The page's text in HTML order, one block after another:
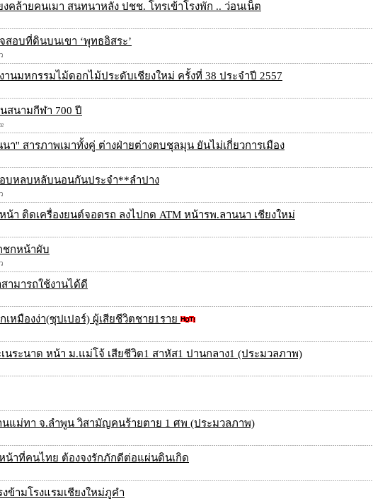
งคล้ายคนเมา สนทนาหลัง ปชช. โทรเข้าโรงพัก .. ว่อนเน็ต
สอบที่ดินบนเขา ‘พุทธอิสระ’
นมหกรรมไม้ดอกไม้ประดับเชียงใหม่ ครั้งที่ 38 ประจำปี 2557
สนามกีฬา 700 ปี
า'' สารภาพเมาทั้งคู่ ต่างฝ่ายต่างตบชุลมุน ยันไม่เกี่ยวการเมือง
บหลบหลับนอนกันประจำ**ลำปาง
า ติดเครื่องยนต์จอดรถ ลงไปกด ATM หน้ารพ.ลานนา เชียงใหม่
ชกหน้าผับ
ามารถใช้งานได้ดี
หมืองง่า(ซุปเปอร์) ผู้เสียชีวิตชาย1ราย
นระนาด หน้า ม.แม่โจ้ เสียชีวิต1 สาหัส1 ปานกลาง1 (ประมวลภาพ)
แม่ทา จ.ลำพูน วิสามัญคนร้ายตาย 1 ศพ (ประมวลภาพ)
าที่คนไทย ต้องจงรักภักดีต่อแผ่นดินเกิด
ข้ามโรงแรมเชียงใหม่ภูคำ